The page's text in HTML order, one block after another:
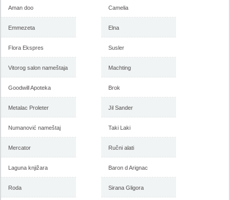
namestaja maj 2018
-istekla akcija-
februar 2018
Aman doo
Emmezeta
Flora Ekspres
Vitorog salon nameštaja
Goodwill Apoteka
Metalac Proleter
Numanović nameštaj
Mercator
Laguna knjižara
Roda
Camelia
Elna
Susler
Machting
Brok
Jil Sander
Taki Laki
Ručni alati
Baron d Arignac
Sirana Gligora